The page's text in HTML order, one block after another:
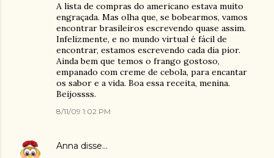
A lista de compras do americano estava muito
engraçada. Mas olha que, se bobearmos, vamos
encontrar brasileiros escrevendo quase assim.
Infelizmente, e no mundo virtual é fácil de
encontrar, estamos escrevendo cada dia pior.
Ainda bem que temos o frango gostoso,
empanado com creme de cebola, para encantar
os sabor e a vida. Boa essa receita, menina.
Beijossss.
8/11/09 1:02 PM
Anna disse…